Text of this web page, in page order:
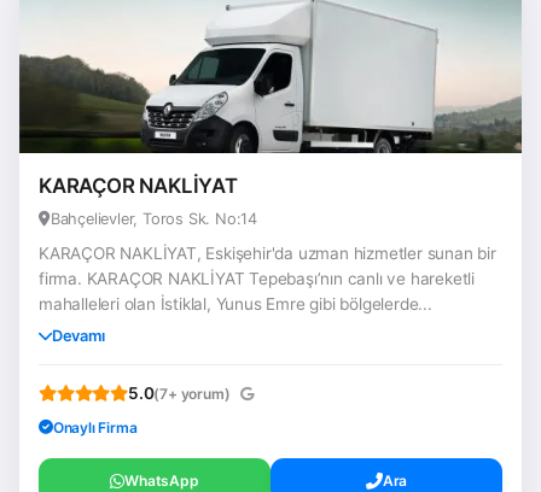
KARAÇOR NAKLİYAT
Bahçelievler, Toros Sk. No:14
KARAÇOR NAKLİYAT, Eskişehir'da uzman hizmetler sunan bir
firma. KARAÇOR NAKLİYAT Tepebaşı’nın canlı ve hareketli
mahalleleri olan İstiklal, Yunus Emre gibi bölgelerde...
Devamı
5.0(7+ yorum)
Onaylı Firma
WhatsApp Ara